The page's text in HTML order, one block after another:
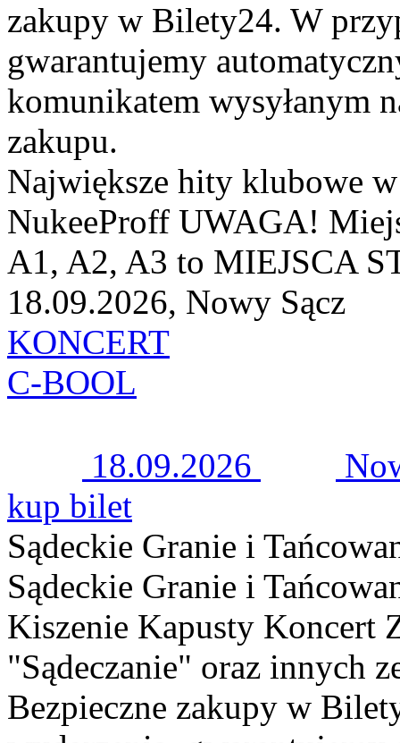
zakupy w Bilety24. W
gwarantujemy
komunikatem wysyłanym
zakupu.
Największe hity klubowe
NukeeProff UWAGA!
A1, A2, A3 to MIEJSCA
18.09.2026, Nowy Sącz
KONCERT
C-BOOL
18.09.2026
kup bilet
Sądeckie Granie i
Sądeckie Granie i
Kiszenie Kapusty Koncert
"Sądeczanie" oraz innych
Bezpieczne zakupy w